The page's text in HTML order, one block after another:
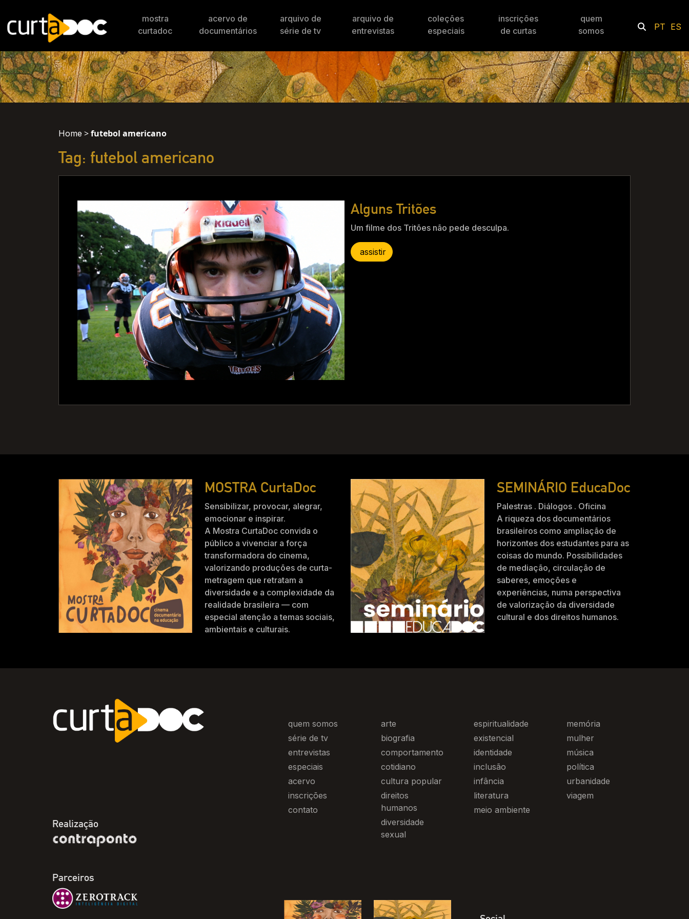
mostra
curtadoc
acervo de
documentários
arquivo de
série de tv
arquivo de
entrevistas
coleções
especiais
inscrições
de curtas
quem
somos
PT ES
Home >futebol americano
Tag: futebol americano
Alguns Tritões
Um filme dos Tritões não pede desculpa.
assistir
MOSTRA CurtaDoc
Sensibilizar, provocar, alegrar,
emocionar e inspirar.
A Mostra CurtaDoc convida o
público a vivenciar a força
transformadora do cinema,
valorizando produções de curta-
metragem que retratam a
diversidade e a complexidade da
realidade brasileira — com
especial atenção a temas sociais,
ambientais e culturais.
SEMINÁRIO EducaDoc
Palestras . Diálogos . Oficina
A riqueza dos documentários
brasileiros como ampliação de
horizontes dos estudantes para as
coisas do mundo. Possibilidades
de mediação, circulação de
saberes, emoções e
experiências, numa perspectiva
de valorização da diversidade
cultural e dos direitos humanos.
Realização
Parceiros
quem somos
série de tv
entrevistas
especiais
acervo
inscrições
contato
arte
biografia
comportamento
cotidiano
cultura popular
direitos
humanos
diversidade
sexual
espiritualidade
existencial
identidade
inclusão
infância
literatura
meio ambiente
memória
mulher
música
política
urbanidade
viagem